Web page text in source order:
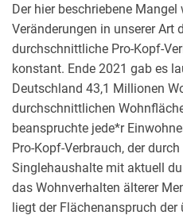
Der hier beschriebene
Veränderungen in unserer Art
durchschnittliche Pro-Kopf-
konstant. Ende 2021 gab es
Deutschland 43,1 Millionen
durchschnittlichen
beanspruchte jede*r
Pro-Kopf-Verbrauch, der
Singlehaushalte mit aktuell
das Wohnverhalten älterer
liegt der Flächenanspruch